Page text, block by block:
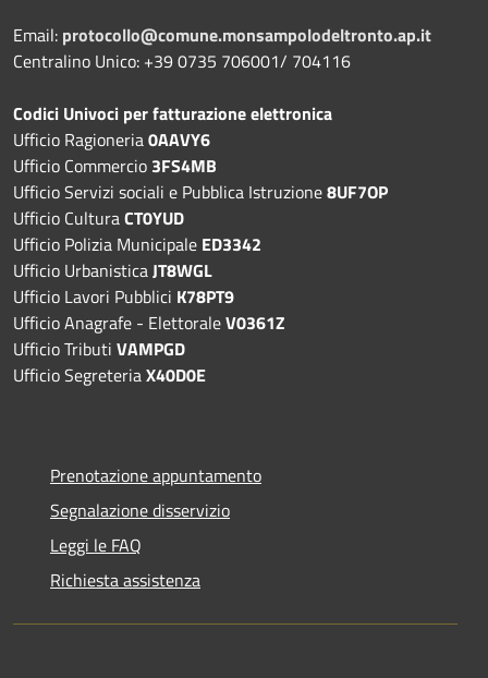
Email: protocollo@comune.monsampolodeltronto.ap.it
Centralino Unico: +39 0735 706001/ 704116
Codici Univoci per fatturazione elettronica
Ufficio Ragioneria0AAVY6
Ufficio Commercio 3FS4MB
Ufficio Servizi sociali e Pubblica Istruzione8UF7OP
Ufficio CulturaCT0YUD
Ufficio Polizia Municipale ED3342
Ufficio UrbanisticaJT8WGL
Ufficio Lavori Pubblici K78PT9
Ufficio Anagrafe - ElettoraleV0361Z
Ufficio Tributi VAMPGD
Ufficio SegreteriaX40D0E
Prenotazione appuntamento
Segnalazione disservizio
Leggi le FAQ
Richiesta assistenza